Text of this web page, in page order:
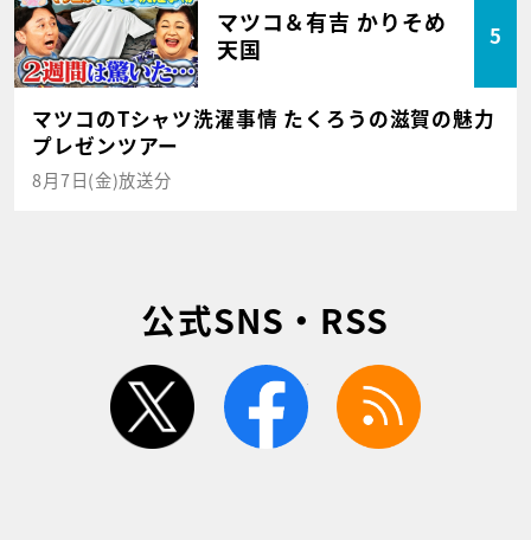
マツコ＆有吉 かりそめ
天国
5
マツコのTシャツ洗濯事情 たくろうの滋賀の魅力
プレゼンツアー
8月7日(金)放送分
公式SNS・RSS
twitter facebook